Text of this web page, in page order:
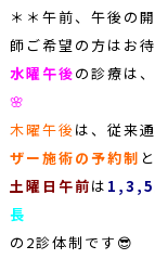
＊＊午前、午後の
師ご希望の方はお
水曜午後の診療は、
🌸
木曜午後は、従来
ザー施術の予約制
土曜日午前は 1,3,5
長
の2診体制です😎